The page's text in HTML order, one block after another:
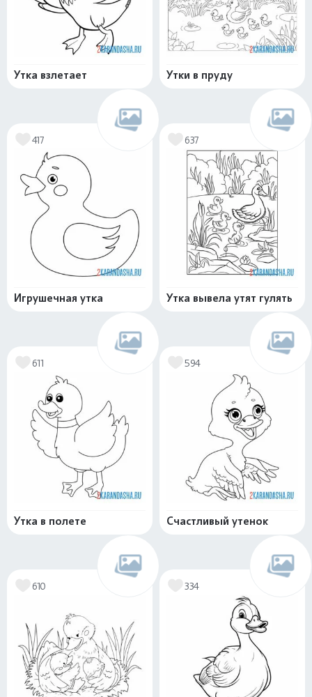
Утка взлетает Утки в пруду
417
Игрушечная утка
637
Утка вывела утят гулять
611
Утка в полете
594
Счастливый утенок
610 334